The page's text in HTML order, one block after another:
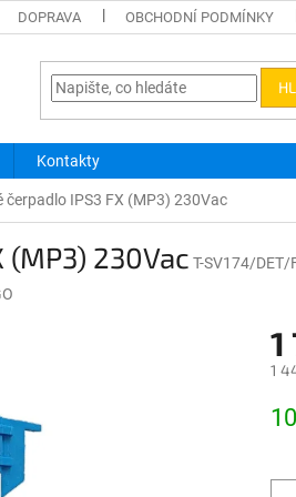
DOPRAVA OBCHODNÍ PODMÍNKY
Kontakty
čerpadlo IPS3 FX (MP3) 230Vac
230Vac T-SV174/DET/
1
1